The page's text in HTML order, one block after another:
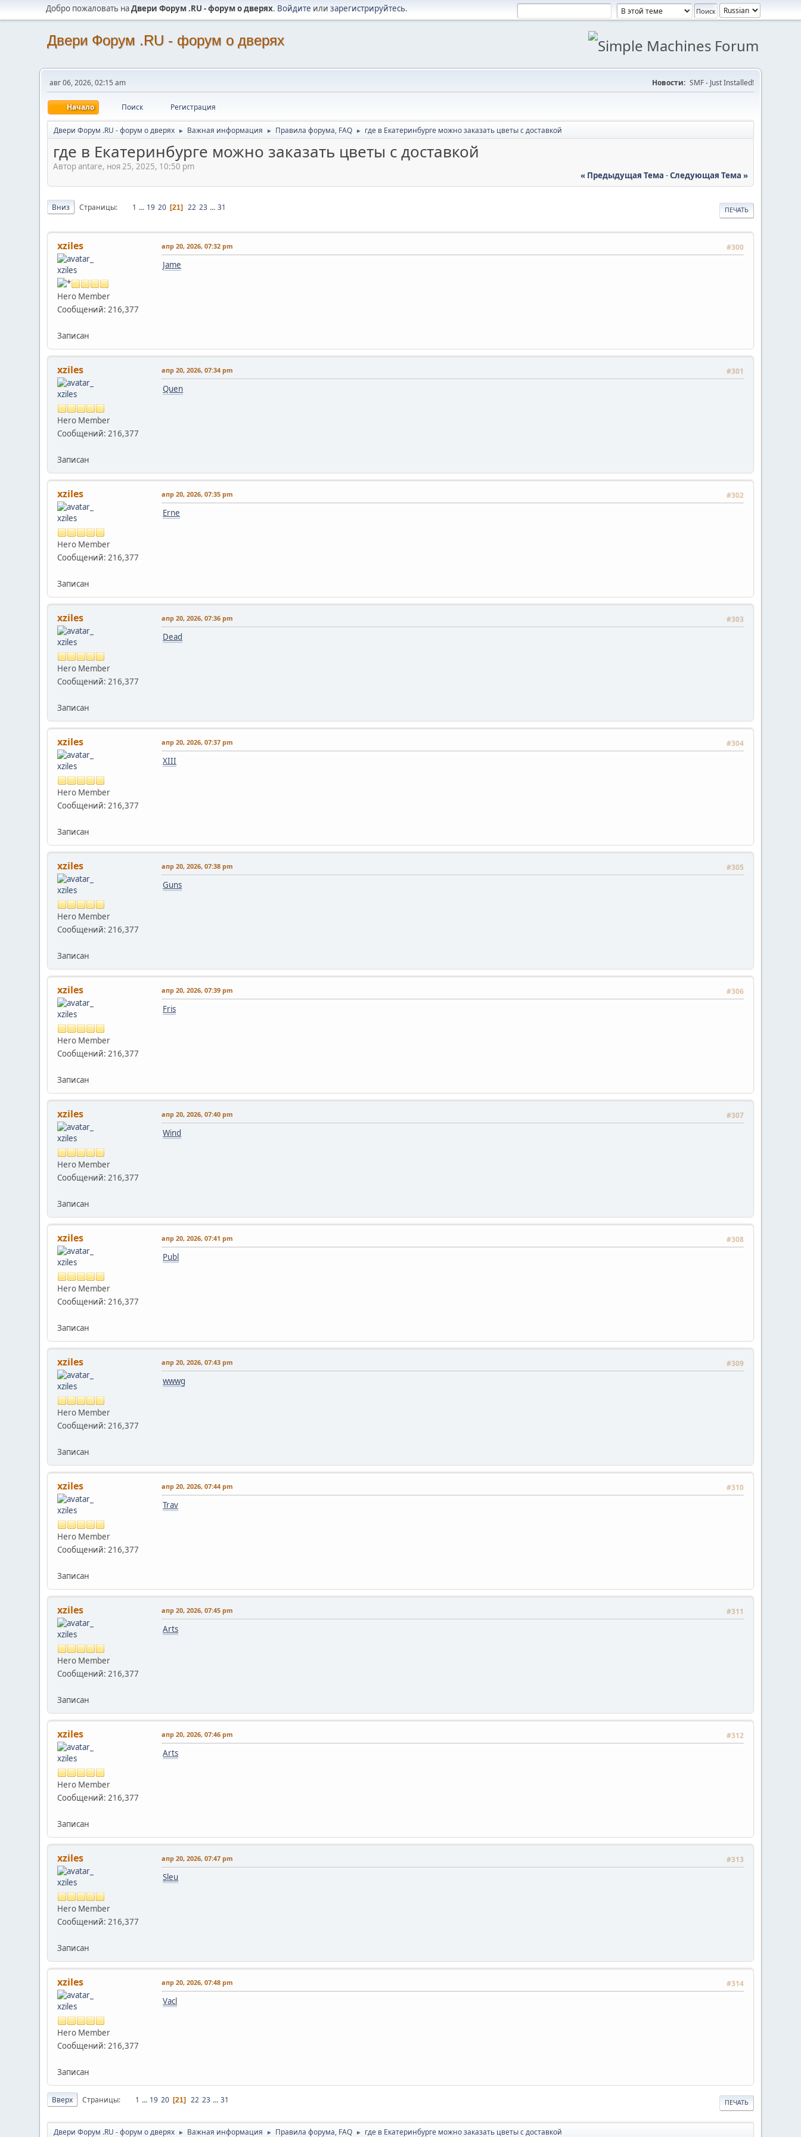
Добро пожаловать наДвери Форум .RU - форум о дверях. Войдите илизарегистрируйтесь.
Двери Форум .RU - форум о дверях
авг 06, 2026, 02:15 am Новости: SMF - Just Installed!
Начало Поиск Регистрация
Двери Форум .RU - форум о дверях ► Важная информация ► Правила форума, FAQ ► где в Екатеринбурге можно заказать цветы с доставкой
где в Екатеринбурге можно заказать цветы с доставкой
Автор antare, ноя 25, 2025, 10:50 pm
« Предыдущая Тема -Следующая Тема »
ПЕЧАТЬ
Вниз Страницы 1 ... 19 20 21 22 23 ... 31
xziles
Hero Member
Сообщений: 216,377
Записан
апр 20, 2026, 07:32 pm #300
Jame
xziles
Hero Member
Сообщений: 216,377
Записан
апр 20, 2026, 07:34 pm #301
Quen
xziles
Hero Member
Сообщений: 216,377
Записан
апр 20, 2026, 07:35 pm #302
Erne
xziles
Hero Member
Сообщений: 216,377
Записан
апр 20, 2026, 07:36 pm #303
Dead
xziles
Hero Member
Сообщений: 216,377
Записан
апр 20, 2026, 07:37 pm #304
XIII
xziles
Hero Member
Сообщений: 216,377
Записан
апр 20, 2026, 07:38 pm #305
Guns
xziles
Hero Member
Сообщений: 216,377
Записан
апр 20, 2026, 07:39 pm #306
Fris
xziles
Hero Member
Сообщений: 216,377
Записан
апр 20, 2026, 07:40 pm #307
Wind
xziles
Hero Member
Сообщений: 216,377
Записан
апр 20, 2026, 07:41 pm #308
Publ
xziles
Hero Member
Сообщений: 216,377
Записан
апр 20, 2026, 07:43 pm #309
wwwg
xziles
Hero Member
Сообщений: 216,377
Записан
апр 20, 2026, 07:44 pm #310
Trav
xziles
Hero Member
Сообщений: 216,377
Записан
апр 20, 2026, 07:45 pm #311
Arts
xziles
Hero Member
Сообщений: 216,377
Записан
апр 20, 2026, 07:46 pm #312
Arts
xziles
Hero Member
Сообщений: 216,377
Записан
апр 20, 2026, 07:47 pm #313
Sleu
xziles
Hero Member
Сообщений: 216,377
Записан
апр 20, 2026, 07:48 pm #314
Vacl
ПЕЧАТЬ
Вверх Страницы 1 ... 19 20 21 22 23 ... 31
Двери Форум .RU - форум о дверях ► Важная информация ► Правила форума, FAQ ► где в Екатеринбурге можно заказать цветы с доставкой